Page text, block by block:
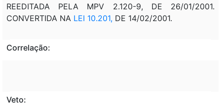
REEDITADA PELA MPV 2.120-9, DE 26/01/2001.
CONVERTIDA NA LEI 10.201, DE 14/02/2001.
Correlação:
Veto: